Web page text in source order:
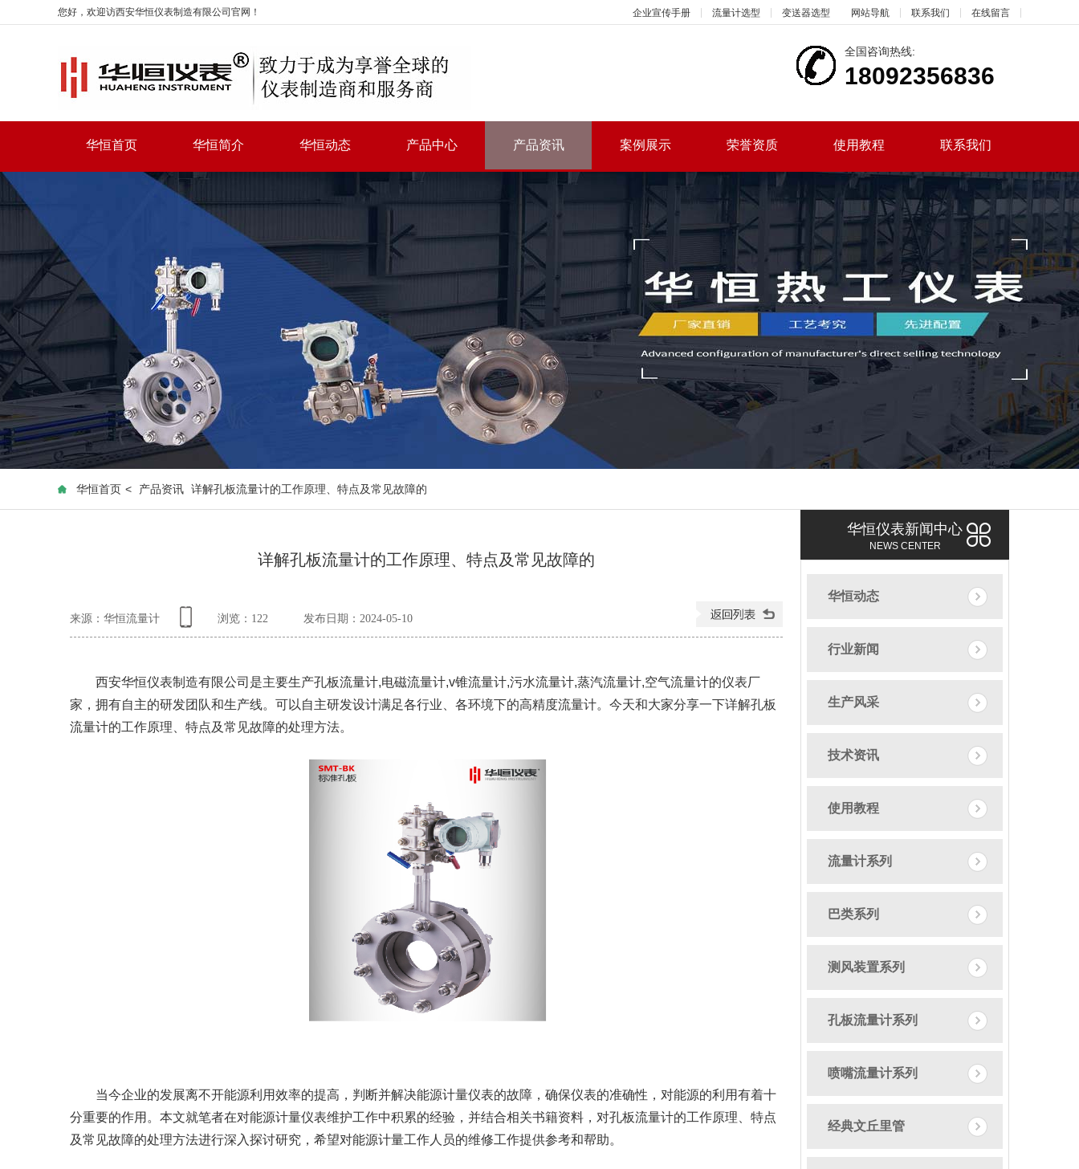
您好，欢迎访西安华恒仪表制造有限公司官网！ 企业宣传手册 流量计选型 变送器选型 网站导航 联系我们 在线留言
全国咨询热线:
18092356836
华恒首页 华恒简介 华恒动态 产品中心 产品资讯 案例展示 荣誉资质 使用教程 联系我们
华恒首页 < 产品资讯 详解孔板流量计的工作原理、特点及常见故障的
详解孔板流量计的工作原理、特点及常见故障的
来源：华恒流量计 浏览： 122 发布日期：2024-05-10
西安华恒仪表制造有限公司是主要生产孔板流量计,电磁流量计,v锥流量计,污水流量计,蒸汽流量计,空气流量计的仪表厂
家，拥有自主的研发团队和生产线。可以自主研发设计满足各行业、各环境下的高精度流量计。今天和大家分享一下详解孔板
流量计的工作原理、特点及常见故障的处理方法。
当今企业的发展离不开能源利用效率的提高，判断并解决能源计量仪表的故障，确保仪表的准确性，对能源的利用有着十
分重要的作用。本文就笔者在对能源计量仪表维护工作中积累的经验，并结合相关书籍资料，对孔板流量计的工作原理、特点
及常见故障的处理方法进行深入探讨研究，希望对能源计量工作人员的维修工作提供参考和帮助。
华恒仪表新闻中心
NEWS CENTER
华恒动态
行业新闻
生产风采
技术资讯
使用教程
流量计系列
巴类系列
测风装置系列
孔板流量计系列
喷嘴流量计系列
经典文丘里管